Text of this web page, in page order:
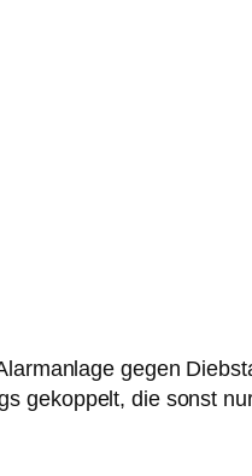
gegen
gekoppelt, die sonst